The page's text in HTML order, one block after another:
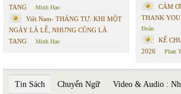
TANG
Minh Hạo
Việt Nam- THÁNG TƯ: KHI MỘT
NGÀY LÀ LỄ, NHƯNG CŨNG LÀ
TANG
Minh Hạo
CÁM
THANK
Đoàn
KỂ
2026
Phan
Tin Sách Chuyển Ngữ Video & Audio :